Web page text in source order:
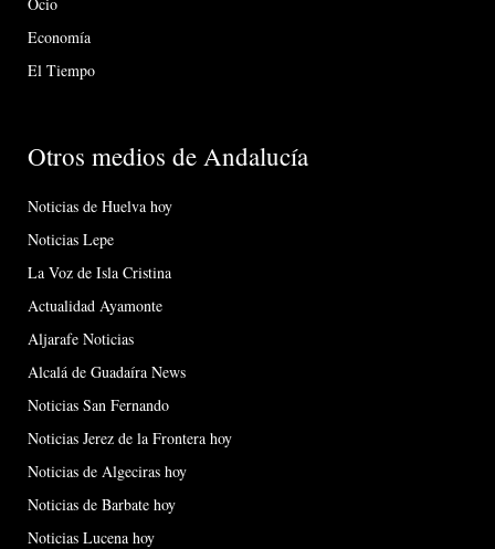
Economía
El Tiempo
Otros medios de Andalucía
Noticias de Huelva hoy
Noticias Lepe
La Voz de Isla Cristina
Actualidad Ayamonte
Aljarafe Noticias
Alcalá de Guadaíra News
Noticias San Fernando
Noticias Jerez de la Frontera hoy
Noticias de Algeciras hoy
Noticias de Barbate hoy
Noticias Lucena hoy